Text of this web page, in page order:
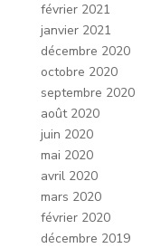
février 2021
janvier 2021
décembre 2020
octobre 2020
septembre 2020
août 2020
juin 2020
mai 2020
avril 2020
mars 2020
février 2020
décembre 2019